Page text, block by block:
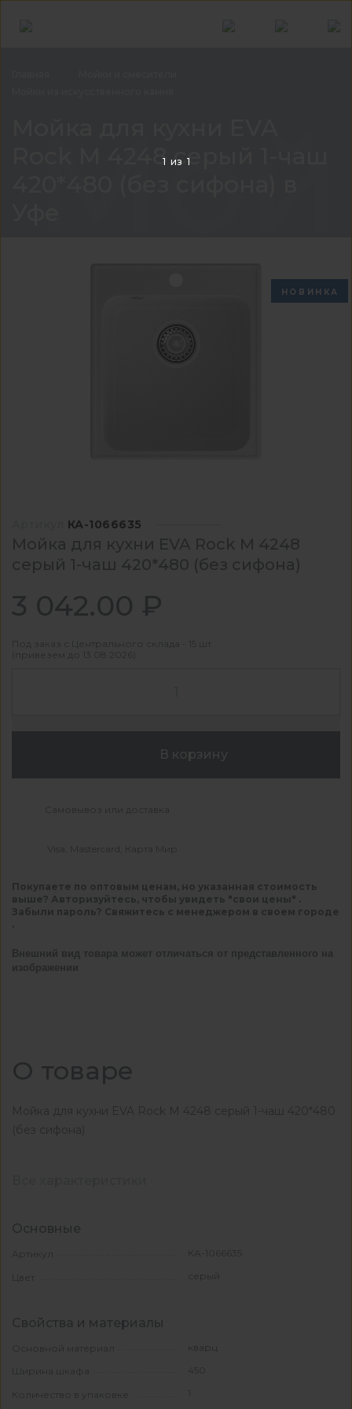
Rock М 4248 серый 1-чаш
НОВИНКА
КА-1066635
Мойка для кухни EVA Rock М 4248
серый 1-чаш 420*480 (без сифона)
3 042.00 ₽
Под заказ с Центрального склада - 15 шт
(привезем до 13.08.2026)
В корзину
Самовывоз или доставка
Visa, Mastercard, Карта Мир
Покупаете по оптовым ценам, но указанная стоимость
выше? Авторизуйтесь, чтобы увидеть "свои цены" .
Забыли пароль? Свяжитесь с менеджером в своем городе
Внешний вид товара может отличаться от представленного на
изображении
О товаре
Мойка для кухни EVA Rock М 4248 серый 1-чаш 420*480
(без сифона)
Основные
Артикул КА-1066635
Цвет серый
Свойства и материалы
Основной материал кварц
Ширина шкафа 450
Количество в упаковке 1
1 из 1